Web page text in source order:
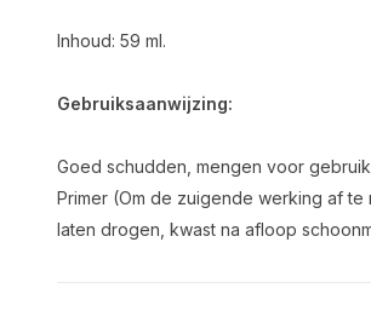
Inhoud: 59 ml.
Gebruiksaanwijzing:
Goed schudden, mengen voor
Primer (Om de zuigende werking af te
laten drogen, kwast na afloop